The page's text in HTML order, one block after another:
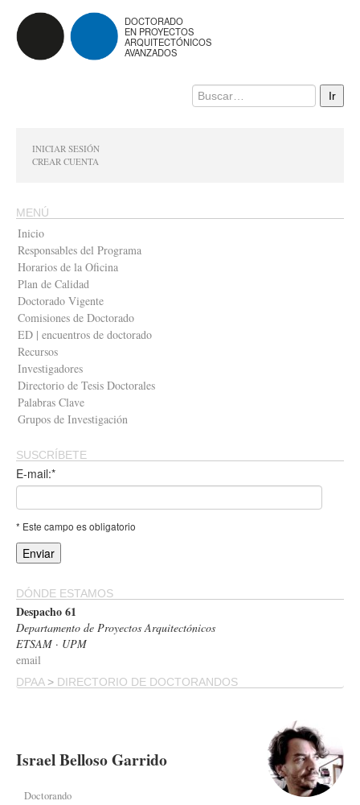
DOCTORADO
EN PROYECTOS
ARQUITECTÓNICOS
AVANZADOS
INICIAR SESIÓN
CREAR CUENTA
MENÚ
Inicio
Responsables del Programa
Horarios de la Oficina
Plan de Calidad
Doctorado Vigente
Comisiones de Doctorado
ED | encuentros de doctorado
Recursos
Investigadores
Directorio de Tesis Doctorales
Palabras Clave
Grupos de Investigación
SUSCRÍBETE
E-mail:*
* Este campo es obligatorio
DÓNDE ESTAMOS
Despacho 61
Departamento de Proyectos Arquitectónicos
ETSAM · UPM
email
DPAA> DIRECTORIO DE DOCTORANDOS
Israel Belloso Garrido
Doctorando